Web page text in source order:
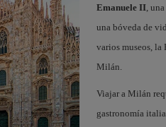
Emanuele II,
una bóveda de
varios museos, la
Milán.
Viajar a Milán
gastronomía